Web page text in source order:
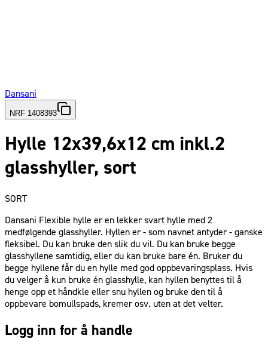
Dansani
NRF 1408393
Hylle 12x39,6x12 cm inkl.2
glasshyller, sort
SORT
Dansani Flexible hylle er en lekker svart hylle med 2
medfølgende glasshyller. Hyllen er - som navnet antyder - ganske
fleksibel. Du kan bruke den slik du vil. Du kan bruke begge
glasshyllene samtidig, eller du kan bruke bare én. Bruker du
begge hyllene får du en hylle med god oppbevaringsplass. Hvis
du velger å kun bruke én glasshylle, kan hyllen benyttes til å
henge opp et håndkle eller snu hyllen og bruke den til å
oppbevare bomullspads, kremer osv. uten at det velter.
Logg inn for å handle